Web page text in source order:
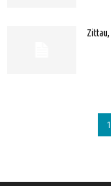
Zittau,
1